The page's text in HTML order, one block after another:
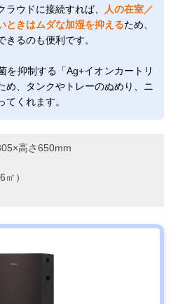
ウドに接続すれば、
人の在室／
ときはムダな加湿を抑えるため、
きるのも便利です。
を抑制する「Ag+イオンカートリ
め、タンクやトレーのぬめり、ニ
くれます。
高さ650mm
㎡）